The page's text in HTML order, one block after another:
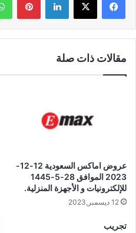
مقالات ذات صلة
عروض اماكس السعودية 12-12-
2023 الموافق 28-5-1445
للإلكترونيات و الأجهزة المنزلية.
12 ديسمبر,2023
تجريب